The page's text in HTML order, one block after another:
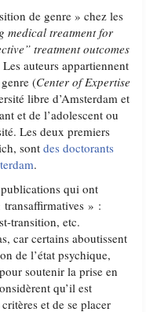
de genre » chez les
medical treatment for
treatment outcomes
Les auteurs appartiennent
(Center of Expertise
libre d’Amsterdam et
et de l’adolescent ou
Les deux premiers
sontdes doctorants
.
publications qui ont
transaffirmatives » :
transition, etc.
car certains aboutissent
de l’état psychique,
soutenir la prise en
qu’il est
et de se placer